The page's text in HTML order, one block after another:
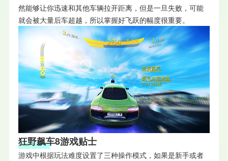
然能够让你迅速和其他车辆拉开距离，但是一旦失败，可能
就会被大量后车超越，所以掌握好飞跃的幅度很重要。
狂野飙车8游戏贴士
游戏中根据玩法难度设置了三种操作模式，如果是新手或者